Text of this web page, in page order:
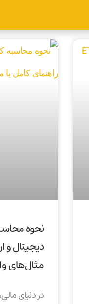
نحوه
دیجیتال و
مثال‌های
در دنیای